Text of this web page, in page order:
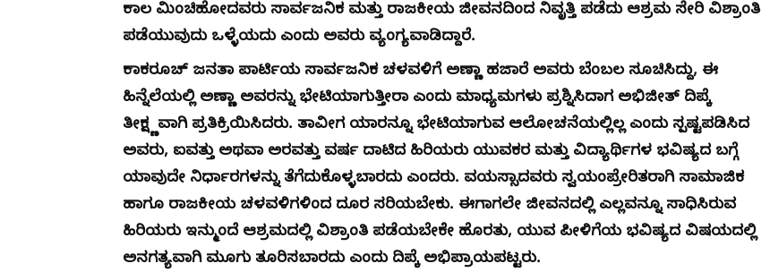
ಕಾಲ ಮಿಂಚಿಹೋದವರು ಸಾರ್ವಜನಿಕ ಮತ್ತು ರಾಜಕೀಯ ಜೀವನದಿಂದ ನಿವೃತ್ತಿ ಪಡೆದು ಆಶ್ರಮ ಸೇರಿ ವಿಶ್ರಾಂತಿ
ಪಡೆಯುವುದು ಒಳ್ಳೆಯದು ಎಂದು ಅವರು ವ್ಯಂಗ್ಯವಾಡಿದ್ದಾರೆ.
ಕಾಕರೂಚ್ ಜನತಾ ಪಾರ್ಟಿಯ ಸಾರ್ವಜನಿಕ ಚಳವಳಿಗೆ ಅಣ್ಣಾ ಹಜಾರೆ ಅವರು ಬೆಂಬಲ ಸೂಚಿಸಿದ್ದು, ಈ
ಹಿನ್ನೆಲೆಯಲ್ಲಿ ಅಣ್ಣಾ ಅವರನ್ನು ಭೇಟಿಯಾಗುತ್ತೀರಾ ಎಂದು ಮಾಧ್ಯಮಗಳು ಪ್ರಶ್ನಿಸಿದಾಗ ಅಭಿಜೀತ್ ದಿಪ್ಕೆ
ತೀಕ್ಷ್ಣವಾಗಿ ಪ್ರತಿಕ್ರಿಯಿಸಿದರು. ತಾವೀಗ ಯಾರನ್ನೂ ಭೇಟಿಯಾಗುವ ಆಲೋಚನೆಯಲ್ಲಿಲ್ಲ ಎಂದು ಸ್ಪಷ್ಟಪಡಿಸಿದ
ಅವರು, ಐವತ್ತು ಅಥವಾ ಅರವತ್ತು ವರ್ಷ ದಾಟಿದ ಹಿರಿಯರು ಯುವಕರ ಮತ್ತು ವಿದ್ಯಾರ್ಥಿಗಳ ಭವಿಷ್ಯದ ಬಗ್ಗೆ
ಯಾವುದೇ ನಿರ್ಧಾರಗಳನ್ನು ತೆಗೆದುಕೊಳ್ಳಬಾರದು ಎಂದರು. ವಯಸ್ಸಾದವರು ಸ್ವಯಂಪ್ರೇರಿತರಾಗಿ ಸಾಮಾಜಿಕ
ಹಾಗೂ ರಾಜಕೀಯ ಚಳವಳಿಗಳಿಂದ ದೂರ ಸರಿಯಬೇಕು. ಈಗಾಗಲೇ ಜೀವನದಲ್ಲಿ ಎಲ್ಲವನ್ನೂ ಸಾಧಿಸಿರುವ
ಹಿರಿಯರು ಇನ್ಮುಂದೆ ಆಶ್ರಮದಲ್ಲಿ ವಿಶ್ರಾಂತಿ ಪಡೆಯಬೇಕೇ ಹೊರತು, ಯುವ ಪೀಳಿಗೆಯ ಭವಿಷ್ಯದ ವಿಷಯದಲ್ಲಿ
ಅನಗತ್ಯವಾಗಿ ಮೂಗು ತೂರಿಸಬಾರದು ಎಂದು ದಿಪ್ಕೆ ಅಭಿಪ್ರಾಯಪಟ್ಟರು.